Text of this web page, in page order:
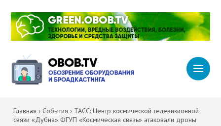
Главная › События › ТАСС: Центр космической телевизионной
связи «Дубна» ФГУП «Космическая связь» атаковали дроны